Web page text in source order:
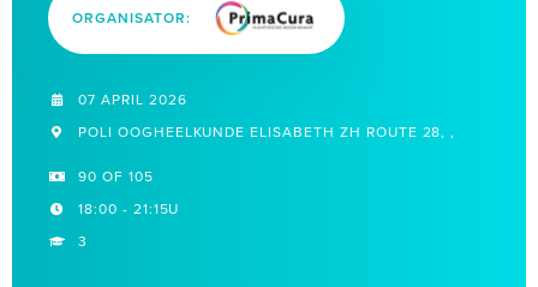
ORGANISATOR:
07 APRIL 2026
POLI OOGHEELKUNDE ELISABETH ZH ROUTE 28, ,
90 OF 105
18:00 - 21:15U
3